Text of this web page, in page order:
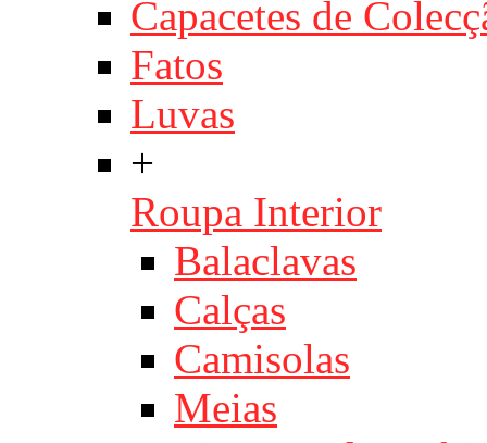
Capacetes de
Fatos
Luvas
+
Roupa Interior
Balaclavas
Calças
Camisolas
Meias